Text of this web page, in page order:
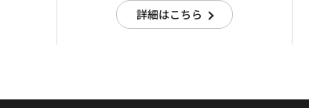
詳細はこちら